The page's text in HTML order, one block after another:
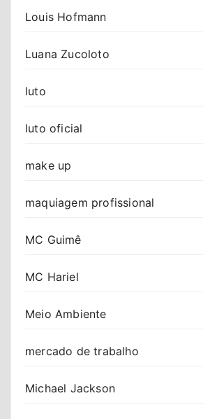
Louis Hofmann
Luana Zucoloto
luto
luto oficial
make up
maquiagem profissional
MC Guimê
MC Hariel
Meio Ambiente
mercado de trabalho
Michael Jackson